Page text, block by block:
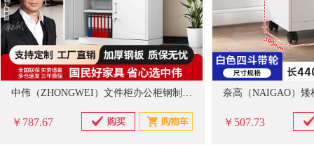
中伟（ZHONGWEI）文件柜办公柜钢制铁皮资料柜档案柜储物柜大器械文件柜（加厚款） 0.6mm厚 850*390mm*1800（长*宽*高）
￥787.67 ￥507.73